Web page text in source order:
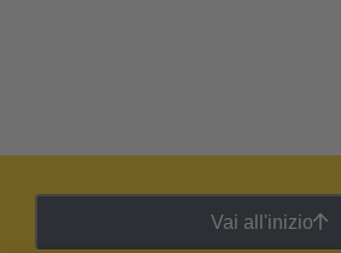
Vai all'inizio